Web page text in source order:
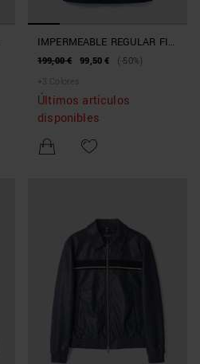
IMPERMEABLE REGULAR FIT
DE TEJIDO TÉCNICO
199,00 € 99,50 €
(-50%)
+ 3 Colores
Últimos artículos
disponibles